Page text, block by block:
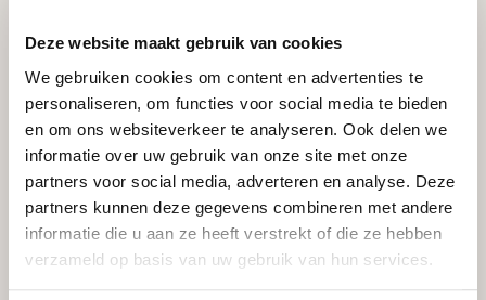
Deze website maakt gebruik van cookies
We gebruiken cookies om content en advertenties te
personaliseren, om functies voor social media te bieden
en om ons websiteverkeer te analyseren. Ook delen we
informatie over uw gebruik van onze site met onze
partners voor social media, adverteren en analyse. Deze
partners kunnen deze gegevens combineren met andere
informatie die u aan ze heeft verstrekt of die ze hebben
verzameld op basis van uw gebruik van hun services.
Productinformatie
Specificaties
• Hoogwaardig zonwerend doek
• Stille elektrische motor
• Inclusief afstandsbediening
• Aluminium cassette in